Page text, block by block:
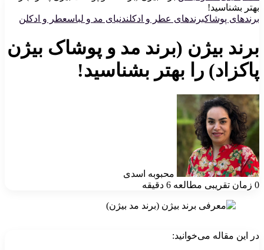
بهتر بشناسید!
برندهای پوشاکبرندهای عطر و ادکلندنیای مد و لباسعطر و ادکلن
برند بیژن (برند مد و پوشاک بیژن
پاکزاد) را بهتر بشناسید!
محبوبه اسدی
0 زمان تقریبی مطالعه 6 دقیقه
در این مقاله می‌خوانید: